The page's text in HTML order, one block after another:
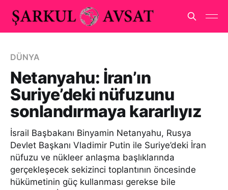
DÜNYA
Netanyahu: İran’ın
Suriye’deki nüfuzunu
sonlandırmaya kararlıyız
İsrail Başbakanı Binyamin Netanyahu, Rusya
Devlet Başkanı Vladimir Putin ile Suriye’deki İran
nüfuzu ve nükleer anlaşma başlıklarında
gerçekleşecek sekizinci toplantının öncesinde
hükümetinin güç kullanması gerekse bile